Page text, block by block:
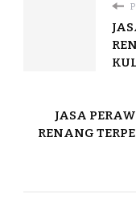
JASA
RENANG